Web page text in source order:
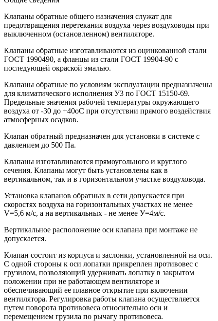
Клапаны обратные общего назначения служат для
предотвращения перетекания воздуха через воздуховоды при
выключенном (остановленном) вентиляторе.
Клапаны обратные изготавливаются из оцинкованной стали
ГОСТ 1990490, а фланцы из стали ГОСТ 19904-90 с
последующей окраской эмалью.
Клапаны обратные по условиям эксплуатации предназначены
для климатического исполнения У3 по ГОСТ 15150-69.
Предельные значения рабочей температуры окружающего
воздуха от -30 до +40оС при отсутствии прямого воздействия
атмосферных осадков.
Клапан обратный предназначен для установки в системе с
давлением до 500 Па.
Клапаны изготавливаются прямоугольного и круглого
сечения. Клапаны могут быть установлены как в
вертикальном, так и в горизонтальном участке воздуховода.
Установка клапанов обратных в сети допускается при
скоростях воздуха на горизонтальных участках не менее
V=5,6 м/с, а на вертикальных - не менее У=4м/с.
Вертикальное расположение оси клапана при монтаже не
допускается.
Клапан состоит из корпуса и заслонки, установленной на оси.
С одной стороны к оси лопатки прикреплен противовес с
грузилом, позволяющий удерживать лопатку в закрытом
положении при не работающем вентиляторе и
обеспечивающий ее плавное открытие при включении
вентилятора. Регулировка работы клапана осуществляется
путем поворота противовеса относительно оси и
перемещением грузила по рычагу противовеса.